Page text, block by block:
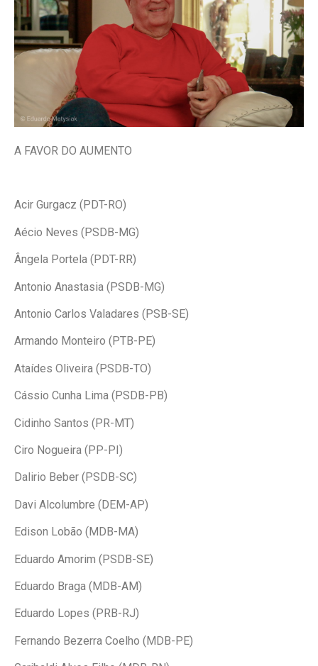
A FAVOR DO AUMENTO
Acir Gurgacz (PDT-RO)
Aécio Neves (PSDB-MG)
Ângela Portela (PDT-RR)
Antonio Anastasia (PSDB-MG)
Antonio Carlos Valadares (PSB-SE)
Armando Monteiro (PTB-PE)
Ataídes Oliveira (PSDB-TO)
Cássio Cunha Lima (PSDB-PB)
Cidinho Santos (PR-MT)
Ciro Nogueira (PP-PI)
Dalirio Beber (PSDB-SC)
Davi Alcolumbre (DEM-AP)
Edison Lobão (MDB-MA)
Eduardo Amorim (PSDB-SE)
Eduardo Braga (MDB-AM)
Eduardo Lopes (PRB-RJ)
Fernando Bezerra Coelho (MDB-PE)